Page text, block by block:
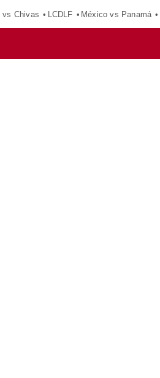
vs Chivas LCDLF México vs Panamá